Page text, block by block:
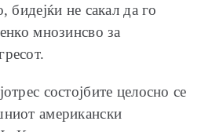
бидејќи не сакал да го
мнозинсво за
состојбите целосно се
американски